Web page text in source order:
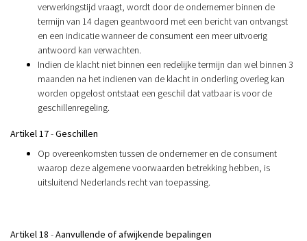
verwerkingstijd vraagt, wordt door de ondernemer binnen de
termijn van 14 dagen geantwoord met een bericht van ontvangst
en een indicatie wanneer de consument een meer uitvoerig
antwoord kan verwachten.
Indien de klacht niet binnen een redelijke termijn dan wel binnen 3
maanden na het indienen van de klacht in onderling overleg kan
worden opgelost ontstaat een geschil dat vatbaar is voor de
geschillenregeling.
Artikel 17-Geschillen
Op overeenkomsten tussen de ondernemer en de consument
waarop deze algemene voorwaarden betrekking hebben, is
uitsluitend Nederlands recht van toepassing.
Artikel 18 -Aanvullende of afwijkende bepalingen